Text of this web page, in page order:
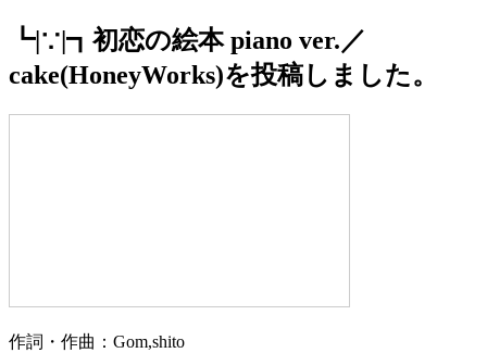
┗|∵|┓初恋の絵本 piano ver.／
cake(HoneyWorks)を投稿しました。
作詞・作曲：Gom,shito